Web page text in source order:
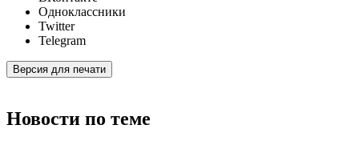
Одноклассники
Twitter
Telegram
Версия для печати
Новости по теме